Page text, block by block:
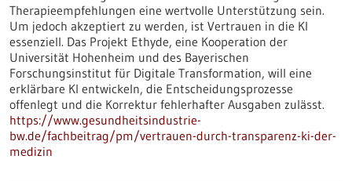
Therapieempfehlungen eine wertvolle Unterstützung sein.
Um jedoch akzeptiert zu werden, ist Vertrauen in die KI
essenziell. Das Projekt Ethyde, eine Kooperation der
Universität Hohenheim und des Bayerischen
Forschungsinstitut für Digitale Transformation, will eine
erklärbare KI entwickeln, die Entscheidungsprozesse
offenlegt und die Korrektur fehlerhafter Ausgaben zulässt.
https://www.gesundheitsindustrie-
bw.de/fachbeitrag/pm/vertrauen-durch-transparenz-ki-der-
medizin